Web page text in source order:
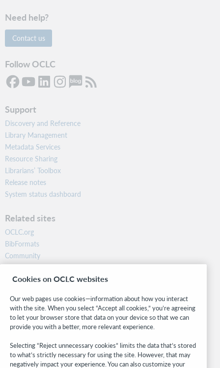
Need help?
Contact us
Follow OCLC
Support
Discovery and Reference
Library Management
Metadata Services
Resource Sharing
Librarians’ Toolbox
Release notes
System status dashboard
Related sites
OCLC.org
BibFormats
Community
Research
WebJunction
Stay in the know.
Get the latest product updates, research, events, and much more—
right to your inbox.
Subscribe now
Cookies on OCLC websites
Our web pages use cookies—information about how you interact
with the site. When you select “Accept all cookies,” you’re agreeing
to let your browser store that data on your device so that we can
provide you with a better, more relevant experience.
Selecting “Reject unnecessary cookies” limits the data that’s stored
to what’s strictly necessary for using the site. However, that may
negatively impact your experience. You can also customize your